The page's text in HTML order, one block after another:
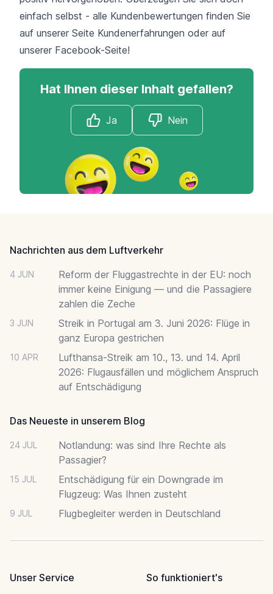
einfach selbst - alle Kundenbewertungen finden Sie
auf unserer Seite Kundenerfahrungen oder auf
unserer Facebook-Seite!
Hat Ihnen dieser Inhalt gefallen?
Ja Nein
Nachrichten aus dem Luftverkehr
4 JUN
Reform der Fluggastrechte in der EU: noch
immer keine Einigung — und die Passagiere
zahlen die Zeche
3 JUN
Streik in Portugal am 3. Juni 2026: Flüge in
ganz Europa gestrichen
10 APR
Lufthansa-Streik am 10., 13. und 14. April
2026: Flugausfällen und möglichem Anspruch
auf Entschädigung
Das Neueste in unserem Blog
24 JUL
Notlandung: was sind Ihre Rechte als
Passagier?
15 JUL
Entschädigung für ein Downgrade im
Flugzeug: Was Ihnen zusteht
9 JUL Flugbegleiter werden in Deutschland
Unser Service
So funktioniert's